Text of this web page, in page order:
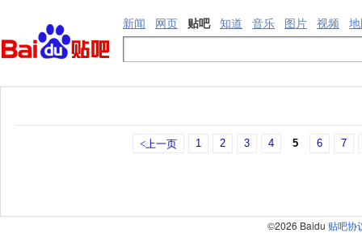
新闻 网页 贴吧 知道 音乐 图片 视频
<上一页 1 2 3 4 5 6 7
©2026 Baidu 贴吧协